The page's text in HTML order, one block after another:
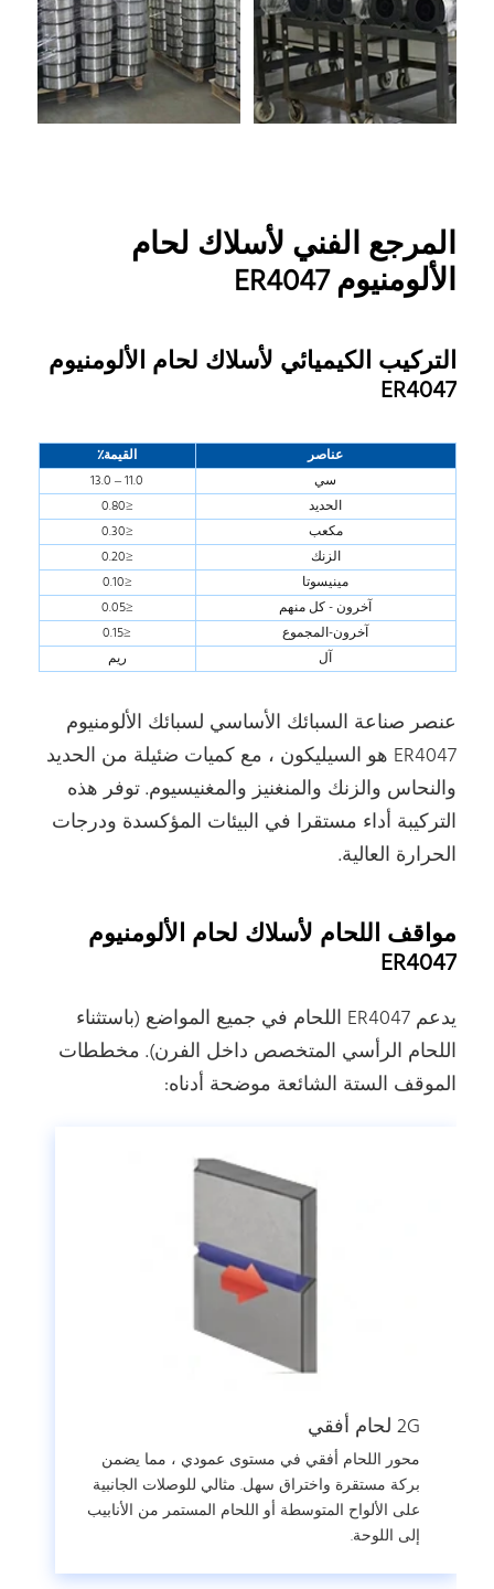
المرجع الفني لأسلاك لحام
الألومنيوم ER4047
التركيب الكيميائي لأسلاك لحام الألومنيوم
ER4047
عناصر
القيمة٪
سي
11.0 – 13.0
الحديد
≤0.80
مكعب
≤0.30
الزنك
≤0.20
مينيسوتا
≤0.10
آخرون - كل منهم
≤0.05
آخرون-المجموع
≤0.15
آل
ريم
عنصر صناعة السبائك الأساسي لسبائك الألومنيوم
ER4047 هو السيليكون ، مع كميات ضئيلة من الحديد
والنحاس والزنك والمنغنيز والمغنيسيوم. توفر هذه
التركيبة أداء مستقرا في البيئات المؤكسدة ودرجات
الحرارة العالية.
مواقف اللحام لأسلاك لحام الألومنيوم
ER4047
يدعم ER4047 اللحام في جميع المواضع (باستثناء
اللحام الرأسي المتخصص داخل الفرن). مخططات
الموقف الستة الشائعة موضحة أدناه:
2G لحام أفقي
محور اللحام أفقي في مستوى عمودي ، مما يضمن
بركة مستقرة واختراق سهل. مثالي للوصلات الجانبية
على الألواح المتوسطة أو اللحام المستمر من الأنابيب
إلى اللوحة.